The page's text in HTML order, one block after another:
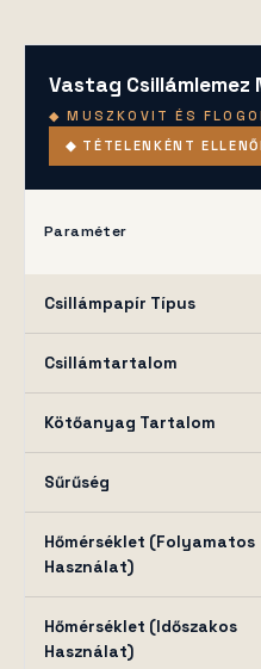
Vastag Csillámlemez
◆ MUSZKOVIT ÉS
◆ TÉTELENKÉNT
Paraméter
Csillámpapír Típus
Csillámtartalom
Kötőanyag Tartalom
Sűrűség
Hőmérséklet (Folyamatos
Használat)
Hőmérséklet (Időszakos
Használat)